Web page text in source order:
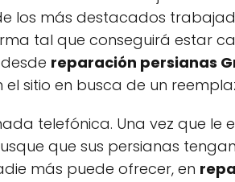
los más destacados
tal que conseguirá estar
reparación persianas
sitio en busca de un
telefónica. Una vez que
que sus persianas
más puede ofrecer, en